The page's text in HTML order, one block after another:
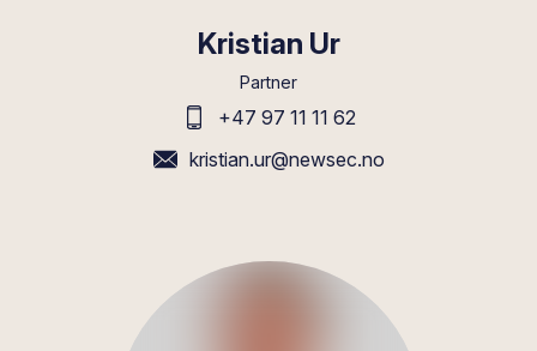
Kristian Ur
Partner
+47 97 11 11 62
kristian.ur@newsec.no